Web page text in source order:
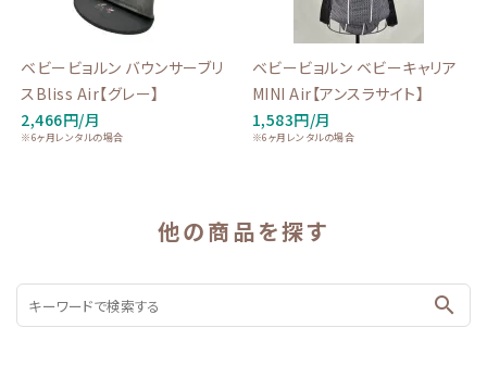
ベビービョルン バウンサーブリ
スBliss Air【グレー】
2,466円/月
※6ヶ月レンタルの場合
ベビービョルン ベビーキャリア
MINI Air【アンスラサイト】
1,583円/月
※6ヶ月レンタルの場合
他の商品を探す
search